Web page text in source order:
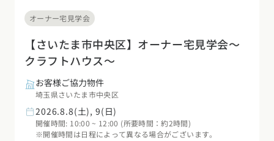
オーナー宅見学会
【さいたま市中央区】オーナー宅見学会～
クラフトハウス～
お客様ご協力物件
埼玉県さいたま市中央区
2026.8.8(土), 9(日)
開催時間: 10:00 ~ 12:00 (所要時間：約2時間)
※開催時間は日程によって異なる場合がございます。